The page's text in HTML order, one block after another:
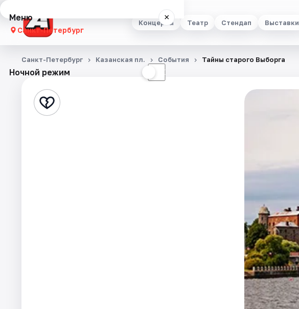
Концерты Театр Стендап Выставки
Меню ×
Санкт-Петербург
Концерты
Стендап
Ночной режим ☾
Санкт-Петербург Казанская пл. События Тайны старого Выборга